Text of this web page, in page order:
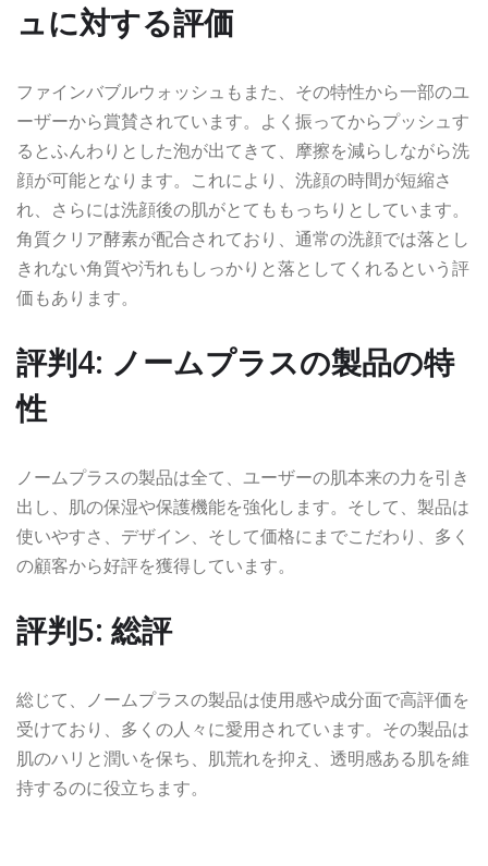
ュに対する評価
ファインバブルウォッシュもまた、その特性から一部のユ
ーザーから賞賛されています。よく振ってからプッシュす
るとふんわりとした泡が出てきて、摩擦を減らしながら洗
顔が可能となります。これにより、洗顔の時間が短縮さ
れ、さらには洗顔後の肌がとてももっちりとしています。
角質クリア酵素が配合されており、通常の洗顔では落とし
きれない角質や汚れもしっかりと落としてくれるという評
価もあります。
評判4: ノームプラスの製品の特
性
ノームプラスの製品は全て、ユーザーの肌本来の力を引き
出し、肌の保湿や保護機能を強化します。そして、製品は
使いやすさ、デザイン、そして価格にまでこだわり、多く
の顧客から好評を獲得しています。
評判5: 総評
総じて、ノームプラスの製品は使用感や成分面で高評価を
受けており、多くの人々に愛用されています。その製品は
肌のハリと潤いを保ち、肌荒れを抑え、透明感ある肌を維
持するのに役立ちます。